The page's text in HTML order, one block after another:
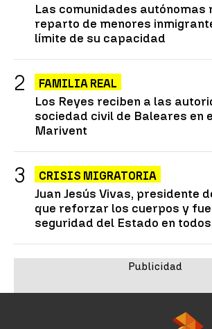
Las comunidades autónomas
reparto de menores
límite de su capacidad
FAMILIA REAL
Los Reyes reciben a las
sociedad civil de Baleares en
Marivent
CRISIS MIGRATORIA
Juan Jesús Vivas, presidente
que reforzar los cuerpos y
seguridad del Estado en